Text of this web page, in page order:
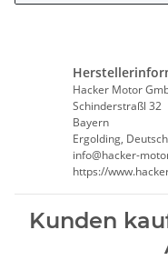
Hacker Motor
Schinderstraßl 32
Bayern
Ergolding,
info@hacker-
https://
Kunden